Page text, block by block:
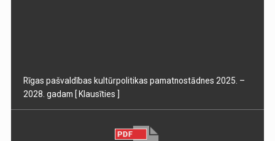
Rīgas pašvaldības kultūrpolitikas pamatnostādnes 2025. –
2028. gadam [ Klausīties ]